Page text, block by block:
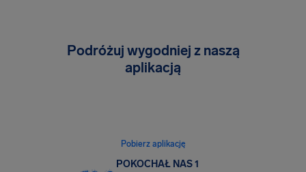
Podróżuj wygodniej z naszą
aplikacją
Pobierz aplikację
POKOCHAŁ NAS 1